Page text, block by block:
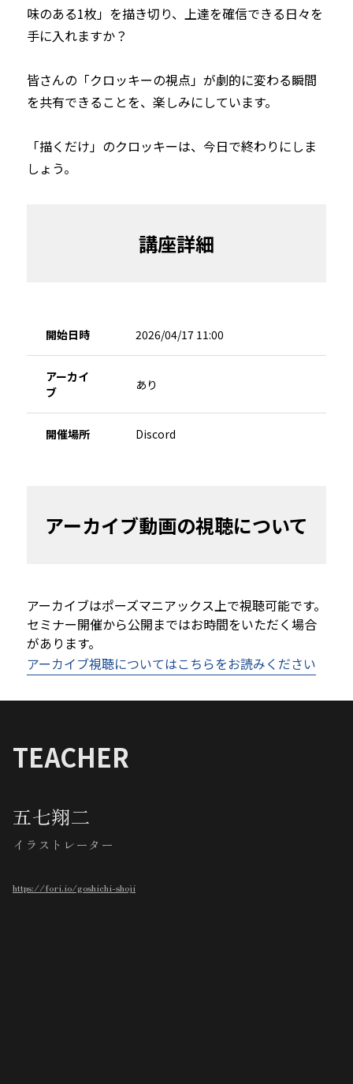
味のある1枚」を描き切り、上達を確信できる日々を
手に入れますか？
皆さんの「クロッキーの視点」が劇的に変わる瞬間
を共有できることを、楽しみにしています。
「描くだけ」のクロッキーは、今日で終わりにしま
しょう。
講座詳細
開始日時 2026/04/17 11:00
アーカイ
ブ
あり
開催場所 Discord
アーカイブ動画の視聴について
アーカイブはポーズマニアックス上で視聴可能です。
セミナー開催から公開まではお時間をいただく場合
があります。
アーカイブ視聴についてはこちらをお読みください
TEACHER
五七翔二
イラストレーター
https://fori.io/goshichi-shoji